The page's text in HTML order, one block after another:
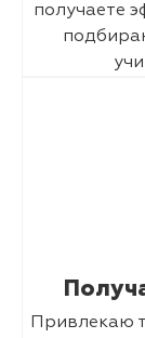
получаете
Привлекаю